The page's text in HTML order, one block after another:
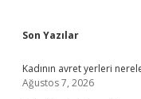
Sidebar
Son Yazılar
Kadının avret yerleri
Ağustos 7, 2026